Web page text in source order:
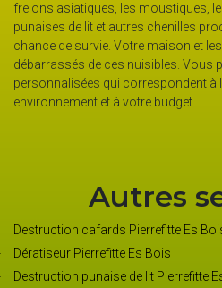
les cafards, les blattes, les
chenilles processionnaires n’ont
maison et les alentours seront
Vous pouvez profiter
à la fois à vos besoins, à
budget.
Autres
Destruction cafards Pierrefitte Es
Dératiseur Pierrefitte Es Bois
Destruction punaise de lit Pierrefitte